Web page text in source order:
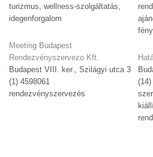
turizmus, wellness-szolgáltatás,
idegenforgalom
Meeting Budapest
Rendezvényszervezo Kft.
Budapest VIII. ker., Szilágyi utca 3
(1) 4598061
rendezvényszervezés